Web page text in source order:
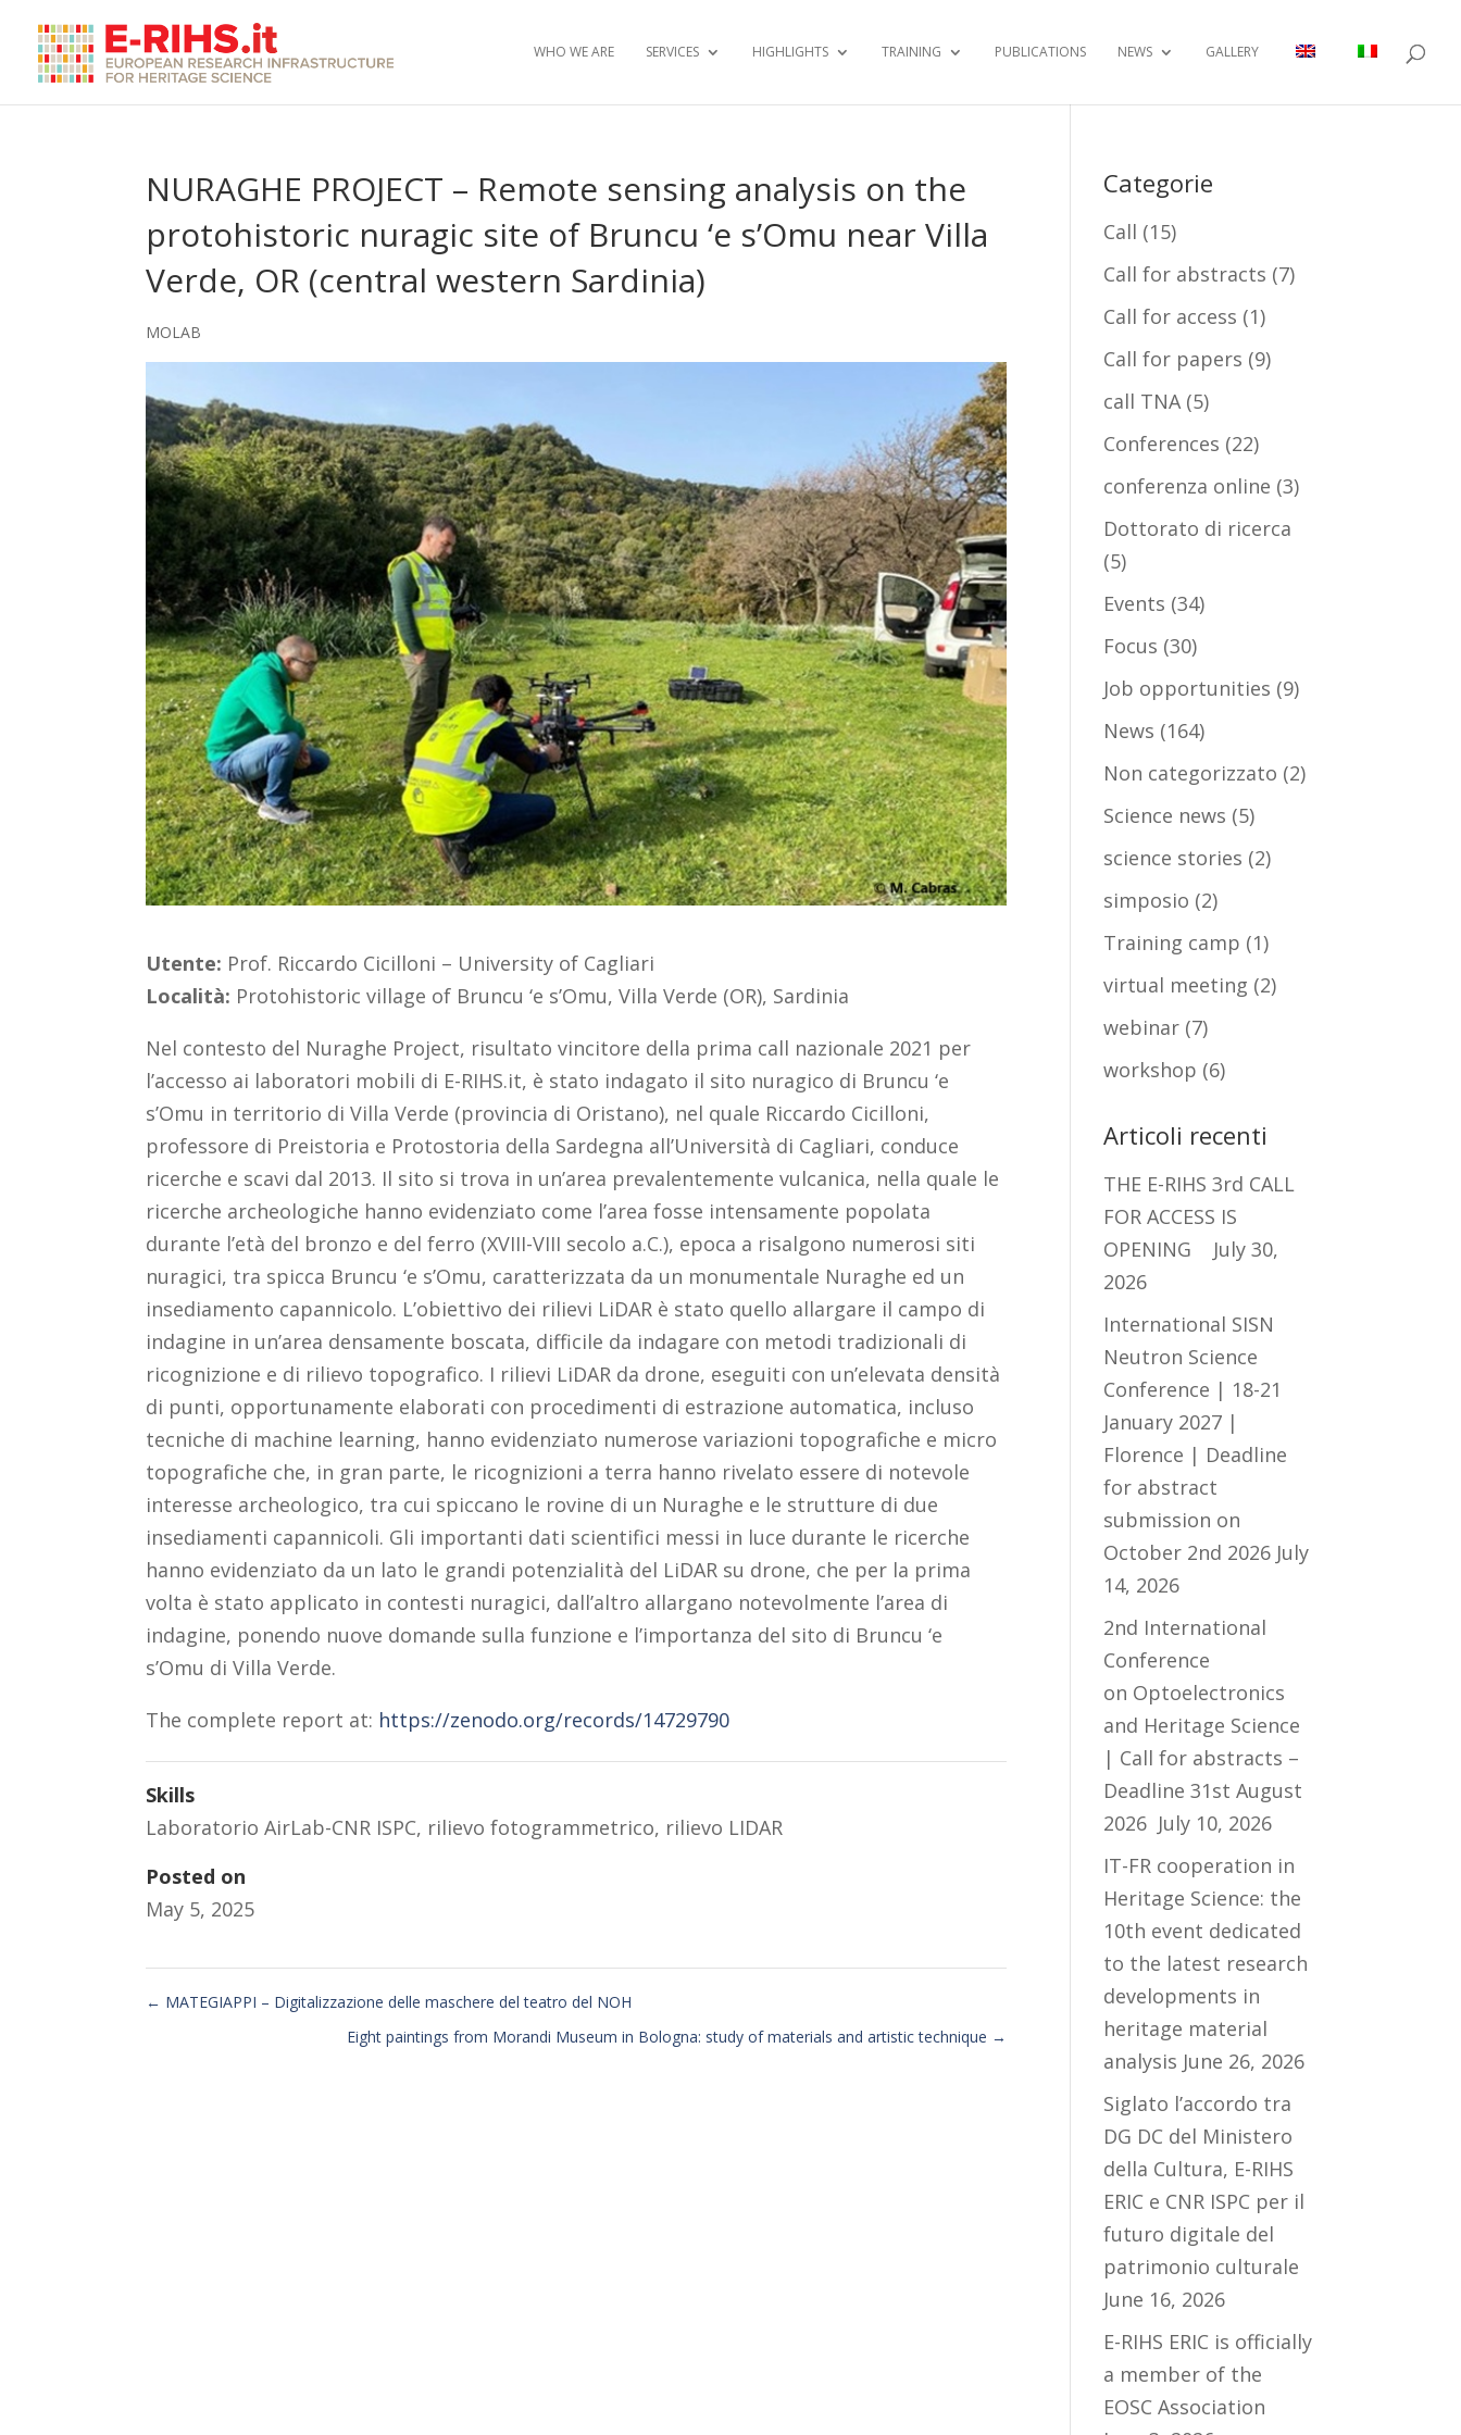
WHO WE ARE SERVICES HIGHLIGHTS TRAINING PUBLICATIONS NEWS GALLERY
NURAGHE PROJECT – Remote sensing analysis on the
protohistoric nuragic site of Bruncu ‘e s’Omu near Villa
Verde, OR (central western Sardinia)
MOLAB
Utente: Prof. Riccardo Cicilloni – University of Cagliari
Località: Protohistoric village of Bruncu ‘e s’Omu, Villa Verde (OR), Sardinia
Nel contesto del Nuraghe Project, risultato vincitore della prima call nazionale 2021 per
l’accesso ai laboratori mobili di E-RIHS.it, è stato indagato il sito nuragico di Bruncu ‘e
s’Omu in territorio di Villa Verde (provincia di Oristano), nel quale Riccardo Cicilloni,
professore di Preistoria e Protostoria della Sardegna all’Università di Cagliari, conduce
ricerche e scavi dal 2013. Il sito si trova in un’area prevalentemente vulcanica, nella quale le
ricerche archeologiche hanno evidenziato come l’area fosse intensamente popolata
durante l’età del bronzo e del ferro (XVIII-VIII secolo a.C.), epoca a risalgono numerosi siti
nuragici, tra spicca Bruncu ‘e s’Omu, caratterizzata da un monumentale Nuraghe ed un
insediamento capannicolo. L’obiettivo dei rilievi LiDAR è stato quello allargare il campo di
indagine in un’area densamente boscata, difficile da indagare con metodi tradizionali di
ricognizione e di rilievo topografico. I rilievi LiDAR da drone, eseguiti con un’elevata densità
di punti, opportunamente elaborati con procedimenti di estrazione automatica, incluso
tecniche di machine learning, hanno evidenziato numerose variazioni topografiche e micro
topografiche che, in gran parte, le ricognizioni a terra hanno rivelato essere di notevole
interesse archeologico, tra cui spiccano le rovine di un Nuraghe e le strutture di due
insediamenti capannicoli. Gli importanti dati scientifici messi in luce durante le ricerche
hanno evidenziato da un lato le grandi potenzialità del LiDAR su drone, che per la prima
volta è stato applicato in contesti nuragici, dall’altro allargano notevolmente l’area di
indagine, ponendo nuove domande sulla funzione e l’importanza del sito di Bruncu ‘e
s’Omu di Villa Verde.
The complete report at: https://zenodo.org/records/14729790
Skills
Laboratorio AirLab-CNR ISPC, rilievo fotogrammetrico, rilievo LIDAR
Posted on
May 5, 2025
← MATEGIAPPI – Digitalizzazione delle maschere del teatro del NOH
Eight paintings from Morandi Museum in Bologna: study of materials and artistic technique →
Categorie
Call (15)
Call for abstracts (7)
Call for access (1)
Call for papers (9)
call TNA(5)
Conferences (22)
conferenza online (3)
Dottorato di ricerca
(5)
Events (34)
Focus (30)
Job opportunities (9)
News (164)
Non categorizzato (2)
Science news (5)
science stories (2)
simposio (2)
Training camp (1)
virtual meeting (2)
webinar (7)
workshop (6)
Articoli recenti
THE E-RIHS 3rd CALL
FOR ACCESS IS
OPENING
July 30,
2026
International SISN
Neutron Science
Conference | 18-21
January 2027 |
Florence | Deadline
for abstract
submission on
October 2nd 2026 July
14, 2026
2nd International
Conference
on Optoelectronics
and Heritage Science
| Call for abstracts –
Deadline 31st August
2026 July 10, 2026
IT-FR cooperation in
Heritage Science: the
10th event dedicated
to the latest research
developments in
heritage material
analysis June 26, 2026
Siglato l’accordo tra
DG DC del Ministero
della Cultura, E-RIHS
ERIC e CNR ISPC per il
futuro digitale del
patrimonio culturale
June 16, 2026
E-RIHS ERIC is officially
a member of the
EOSC Association